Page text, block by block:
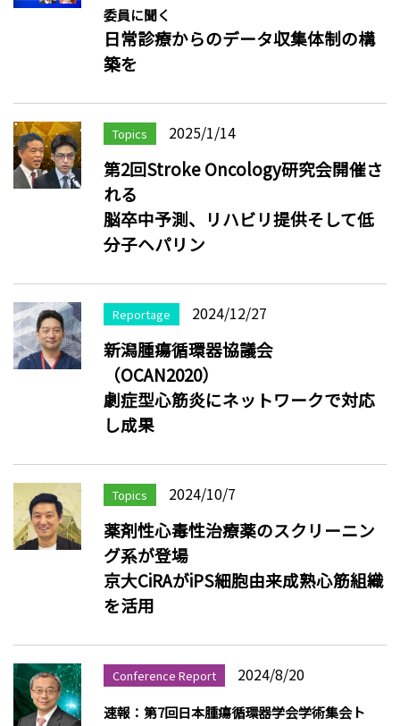
委員に聞く
日常診療からのデータ収集体制の構
築を
Topics 2025/1/14
第2回Stroke Oncology研究会開催さ
れる
脳卒中予測、リハビリ提供そして低
分子ヘパリン
Reportage 2024/12/27
新潟腫瘍循環器協議会
（OCAN2020）
劇症型心筋炎にネットワークで対応
し成果
Topics 2024/10/7
薬剤性心毒性治療薬のスクリーニン
グ系が登場
京大CiRAがiPS細胞由来成熟心筋組織
を活用
Conference Report 2024/8/20
速報：第7回日本腫瘍循環器学会学術集会ト